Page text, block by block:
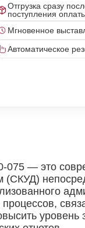
Отгрузка сразу
поступления
Мгновенное
Автоматическое
075 — это
процессов,